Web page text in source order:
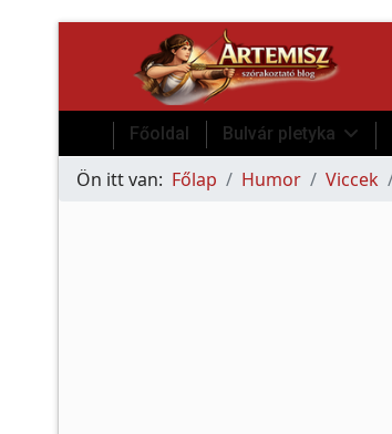
Főoldal Bulvár pletyka
Ön itt van: Főlap Humor Viccek